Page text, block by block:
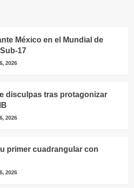
México en el Mundial de
17
2026
disculpas tras protagonizar
2026
primer cuadrangular con
2026